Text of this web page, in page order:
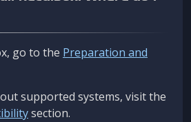
go to the Preparation and
supported systems, visit the
section.